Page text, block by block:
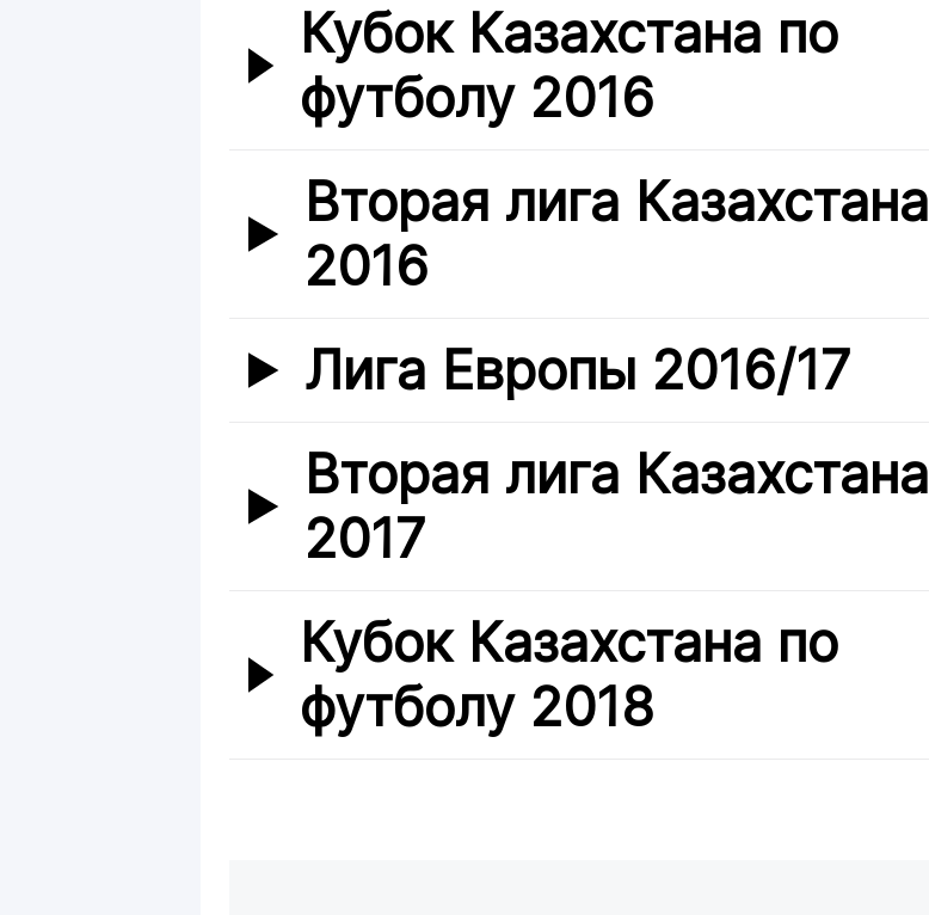
Кубок Казахстана по
футболу 2016
Вторая лига Казахстана
2016
Лига Европы 2016/17
Вторая лига Казахстана
2017
Кубок Казахстана по
футболу 2018